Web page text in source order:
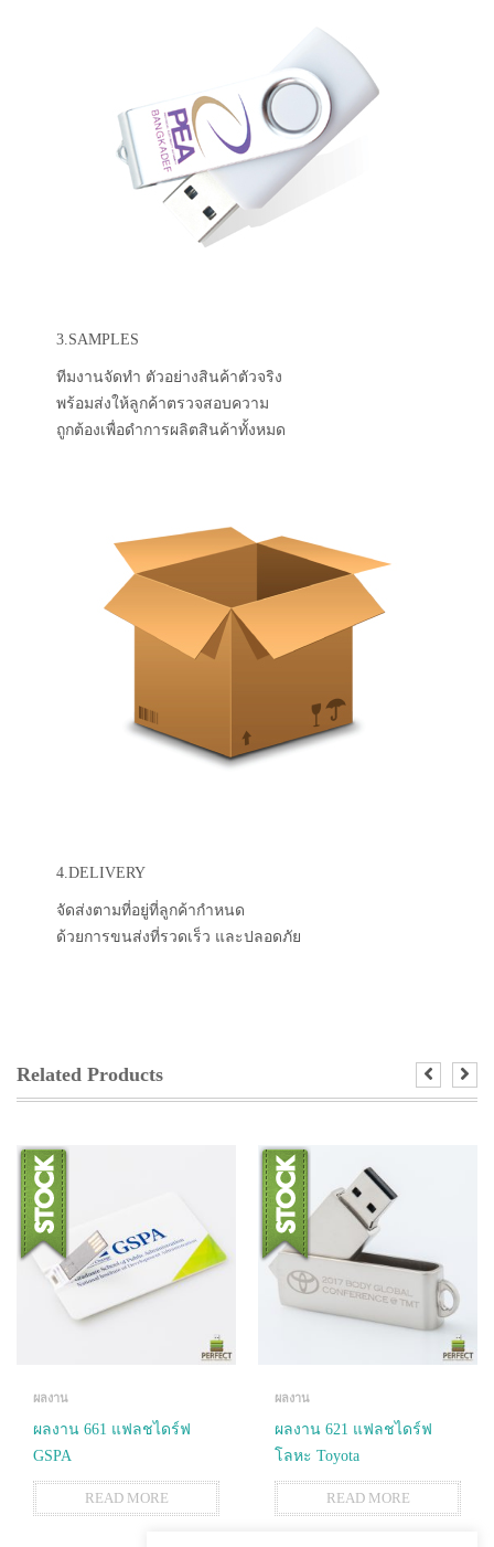
3.SAMPLES
ทีมงานจัดทำ ตัวอย่างสินค้าตัวจริง
พร้อมส่งให้ลูกค้าตรวจสอบความ
ถูกต้องเพื่อดำการผลิตสินค้าทั้งหมด
4.DELIVERY
จัดส่งตามที่อยู่ที่ลูกค้ากำหนด
ด้วยการขนส่งที่รวดเร็ว และปลอดภัย
Related Products
ผลงาน
ผลงาน 661 แฟลชไดร์ฟ
GSPA
READ MORE
ผลงาน
ผลงาน 621 แฟลชไดร์ฟ
โลหะ Toyota
READ MORE